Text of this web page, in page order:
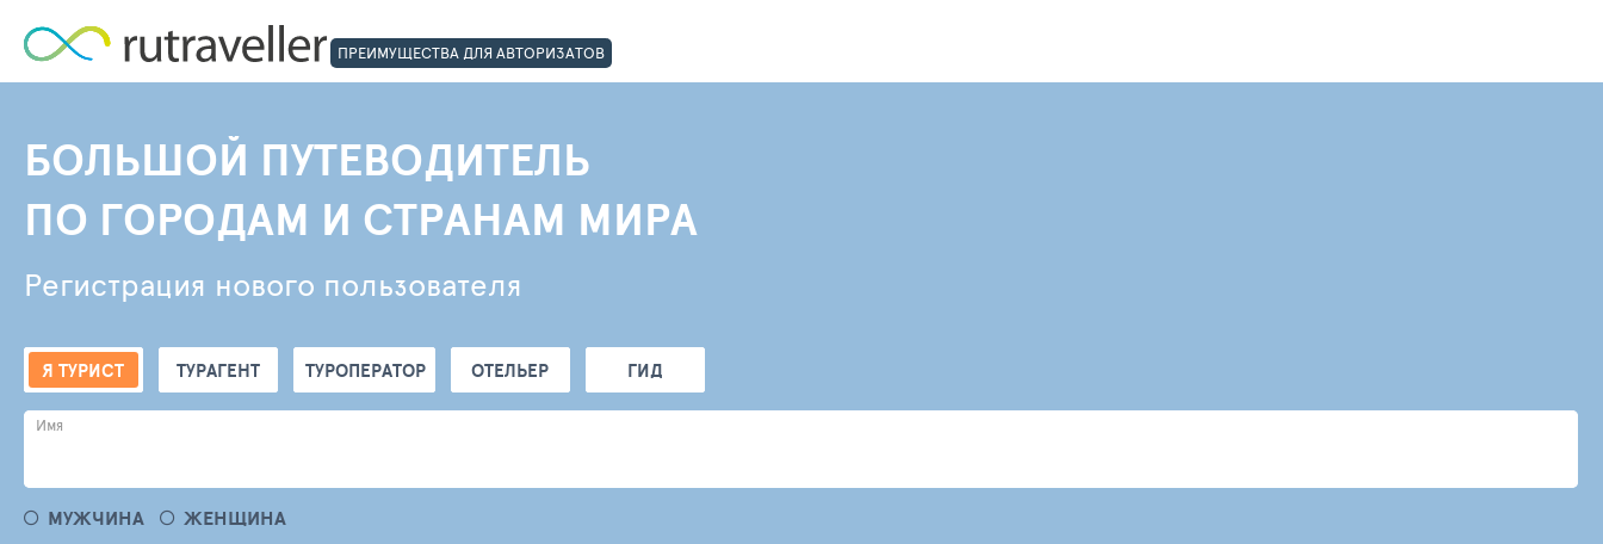
ПРЕИМУЩЕСТВА ДЛЯ АВТОРИЗАТОВ
БОЛЬШОЙ ПУТЕВОДИТЕЛЬ
ПО ГОРОДАМ И СТРАНАМ МИРА
Регистрация нового пользователя
Я ТУРИСТ ТУРАГЕНТ ТУРОПЕРАТОР ОТЕЛЬЕР ГИД
Имя
МУЖЧИНА ЖЕНЩИНА